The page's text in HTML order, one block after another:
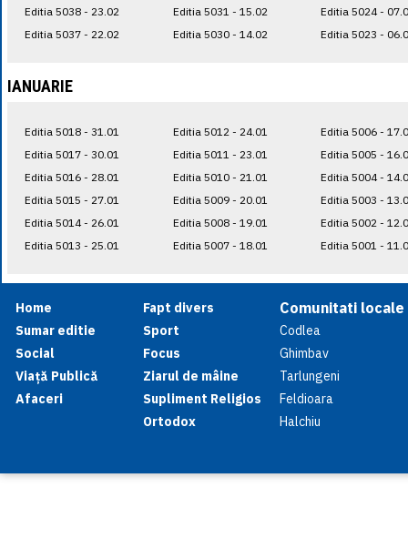
Editia 5038 - 23.02
Editia 5037 - 22.02
Editia 5031 - 15.02
Editia 5030 - 14.02
Editia 5024 -
Editia 5023 -
IANUARIE
Editia 5018 - 31.01
Editia 5017 - 30.01
Editia 5016 - 28.01
Editia 5015 - 27.01
Editia 5014 - 26.01
Editia 5013 - 25.01
Editia 5012 - 24.01
Editia 5011 - 23.01
Editia 5010 - 21.01
Editia 5009 - 20.01
Editia 5008 - 19.01
Editia 5007 - 18.01
Editia 5006 -
Editia 5005 -
Editia 5004 -
Editia 5003 -
Editia 5002 -
Editia 5001 -
Home
Sumar editie
Social
Viață Publică
Afaceri
Fapt divers
Sport
Focus
Ziarul de mâine
Supliment Religios
Ortodox
Comunitati locale
Codlea
Ghimbav
Tarlungeni
Feldioara
Halchiu